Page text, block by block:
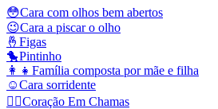
😳Cara com olhos bem abertos
😉Cara a piscar o olho
🤞 Figas
🐤Pintinho
👩‍👧 Família composta por mãe e filha
☺️Cara sorridente
❤️‍🔥Coração Em Chamas